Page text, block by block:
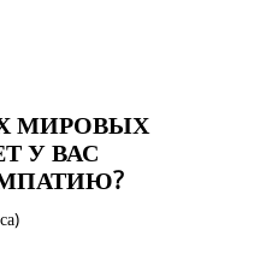
МИРОВЫХ
У ВАС